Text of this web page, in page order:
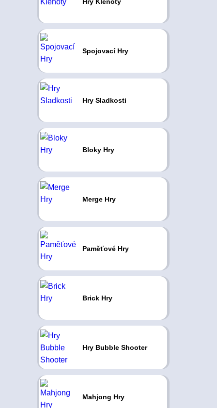
Spojovací Hry
Hry Sladkosti
Bloky Hry
Merge Hry
Paměťové Hry
Brick Hry
Hry Bubble Shooter
Mahjong Hry